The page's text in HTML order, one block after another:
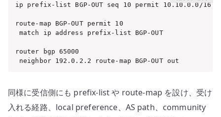
ip prefix-list BGP-OUT seq 10 permit 10.10.0.0/16
route-map BGP-OUT permit 10
match ip address prefix-list BGP-OUT
router bgp 65000
neighbor 192.0.2.2 route-map BGP-OUT out
同様に受信側にも prefix-list や route-map を設け、受け
入れる経路、local preference、AS path、community